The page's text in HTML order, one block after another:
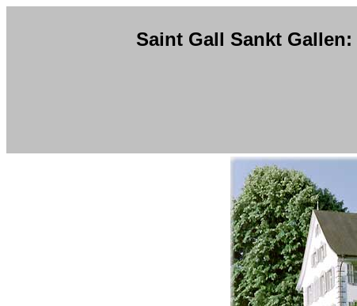
Saint Gall Sankt